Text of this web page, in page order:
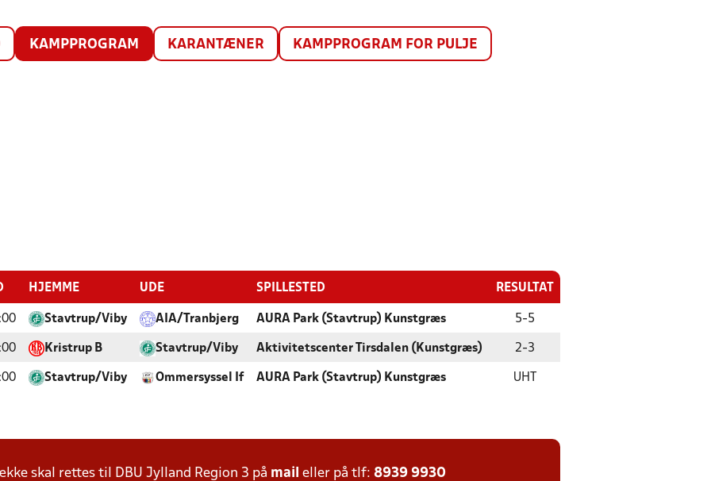
KAMPPROGRAM KARANTÆNER KAMPPROGRAM FOR PULJE
HJEMME UDE SPILLESTED RESULTAT
Stavtrup/Viby AIA/Tranbjerg AURA Park (Stavtrup) Kunstgræs 5-5
Kristrup B Stavtrup/Viby Aktivitetscenter Tirsdalen (Kunstgræs) 2-3
Stavtrup/Viby Ommersyssel If AURA Park (Stavtrup) Kunstgræs UHT
skal rettes til DBU Jylland Region 3 på mail eller på tlf: 8939 9930